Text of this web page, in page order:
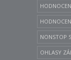
NONSTOP
OHLASY